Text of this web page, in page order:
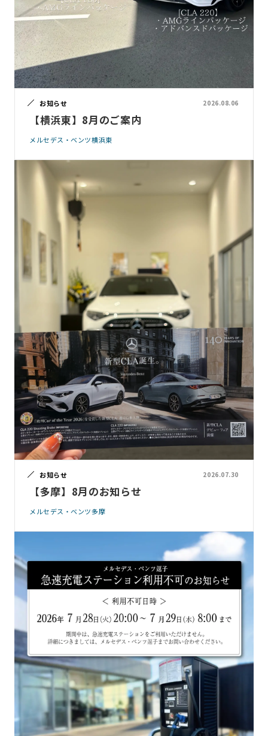
お知らせ 2026.08.06
【横浜東】8月のご案内
メルセデス・ベンツ横浜東
お知らせ 2026.07.30
【多摩】8月のお知らせ
メルセデス・ベンツ多摩